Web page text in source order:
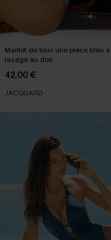
Maillot de bain une pièce bleu à
laçage au dos
42,00 €
JACQUARD